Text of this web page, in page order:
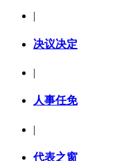
决议决定
|
人事任免
|
代表之窗